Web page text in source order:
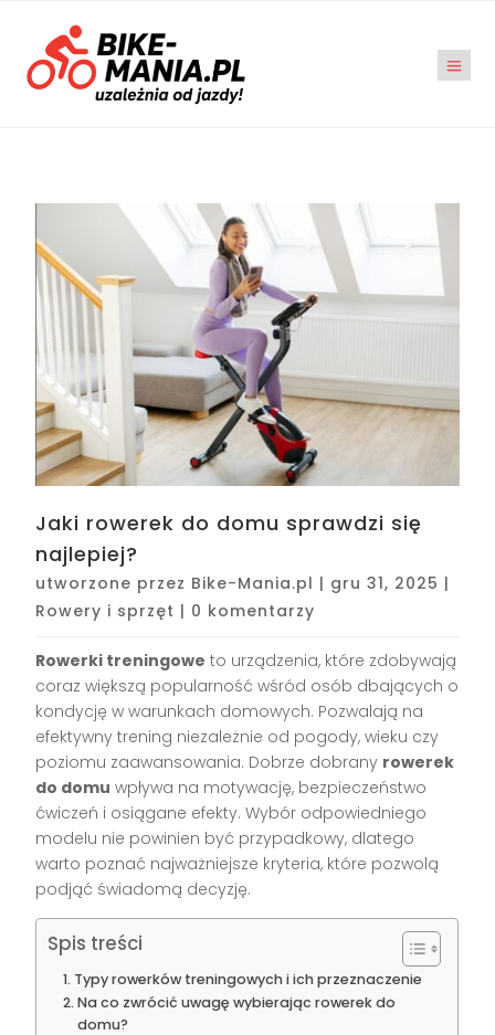
Jaki rowerek do domu sprawdzi się
najlepiej?
utworzone przez Bike-Mania.pl | gru 31, 2025 |
Rowery i sprzęt | 0 komentarzy
Rowerki treningowe to urządzenia, które zdobywają
coraz większą popularność wśród osób dbających o
kondycję w warunkach domowych. Pozwalają na
efektywny trening niezależnie od pogody, wieku czy
poziomu zaawansowania. Dobrze dobrany rowerek
do domu wpływa na motywację, bezpieczeństwo
ćwiczeń i osiągane efekty. Wybór odpowiedniego
modelu nie powinien być przypadkowy, dlatego
warto poznać najważniejsze kryteria, które pozwolą
podjąć świadomą decyzję.
Spis treści
Typy rowerków treningowych i ich przeznaczenie
Na co zwrócić uwagę wybierając rowerek do
domu?